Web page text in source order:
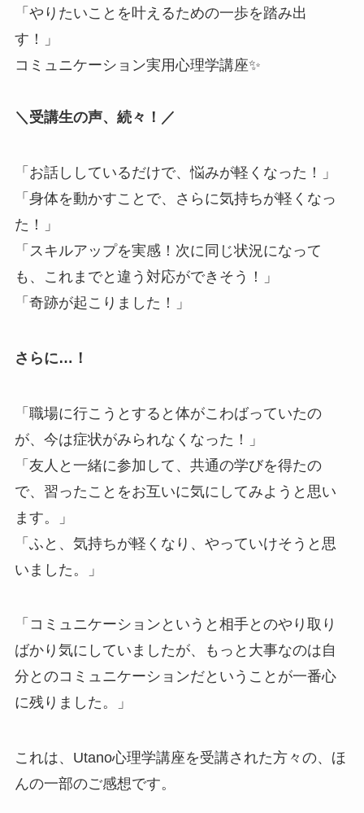
「やりたいことを叶えるための一歩を踏み出
す！」
コミュニケーション実用心理学講座✨
＼受講生の声、続々！／
「お話ししているだけで、悩みが軽くなった！」
「身体を動かすことで、さらに気持ちが軽くなっ
た！」
「スキルアップを実感！次に同じ状況になって
も、これまでと違う対応ができそう！」
「奇跡が起こりました！」
さらに…！
「職場に行こうとすると体がこわばっていたの
が、今は症状がみられなくなった！」
「友人と一緒に参加して、共通の学びを得たの
で、習ったことをお互いに気にしてみようと思い
ます。」
「ふと、気持ちが軽くなり、やっていけそうと思
いました。」
「コミュニケーションというと相手とのやり取り
ばかり気にしていましたが、もっと大事なのは自
分とのコミュニケーションだということが一番心
に残りました。」
これは、Utano心理学講座を受講された方々の、ほ
んの一部のご感想です。